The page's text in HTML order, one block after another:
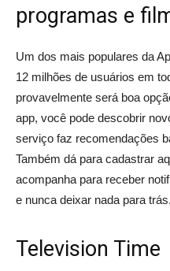
programas e
Um dos mais populares da
12 milhões de usuários em
provavelmente será boa
app, você pode descobrir
serviço faz recomendações
Também dá para cadastrar
acompanha para receber
e nunca deixar nada para trás.
Television Time